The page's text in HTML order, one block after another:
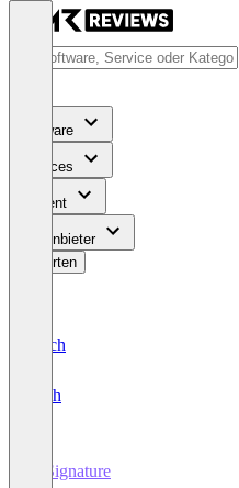
Software
Services
Content
Für Anbieter
Bewerten
Deutsch
English
E-Signature